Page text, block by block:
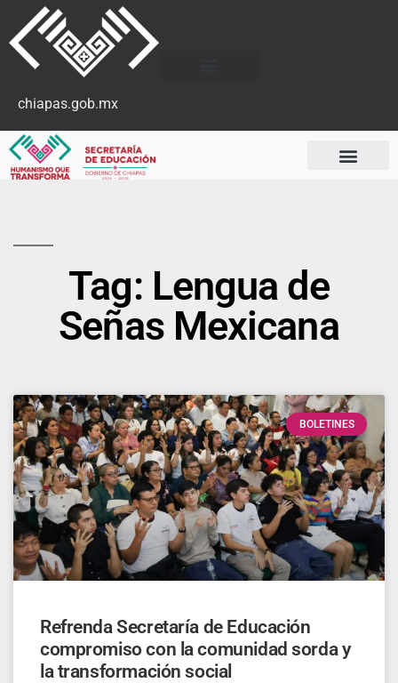
chiapas.gob.mx
Tag: Lengua de
Señas Mexicana
BOLETINES
Refrenda Secretaría de Educación
compromiso con la comunidad sorda y
la transformación social